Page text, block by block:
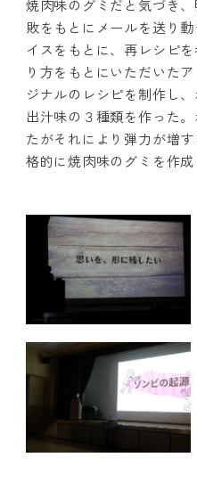
焼肉味のグミだと気づき
敗をもとにメールを送り
イスをもとに、再レシピ
り方をもとにいただいた
ジナルのレシピを制作し
出汁味の３種類を作った
たがそれにより弾力が増
格的に焼肉味のグミを作成